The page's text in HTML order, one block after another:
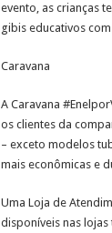
evento, as crianças
gibis educativos
Caravana
A Caravana
os clientes da
– exceto modelos
mais econômicas e
Uma Loja de
disponíveis nas